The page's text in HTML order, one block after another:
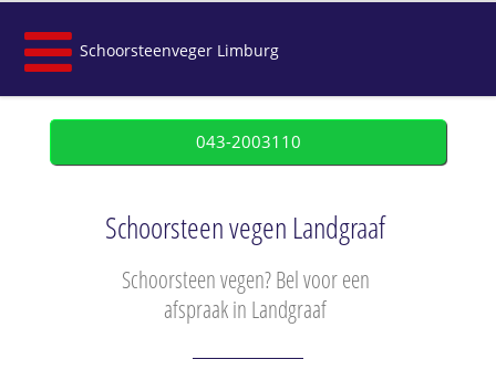
Schoorsteenveger Limburg
043-2003110
Schoorsteen vegen Landgraaf
Schoorsteen vegen? Bel voor een
afspraak in Landgraaf